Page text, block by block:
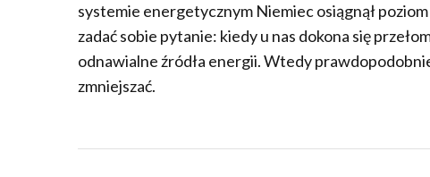
systemie energetycznym Niemiec osiągnął
zadać sobie pytanie: kiedy u nas dokona się
odnawialne źródła energii. Wtedy
zmniejszać.